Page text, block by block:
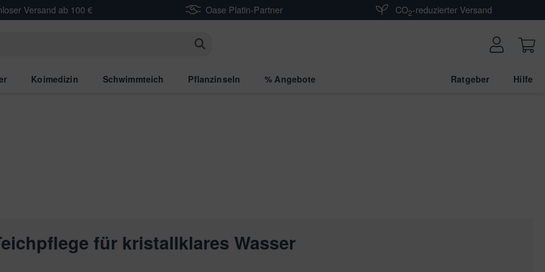
Versand ab 100 € Oase Platin-Partner CO2-reduzierter Versand
Koimedizin Schwimmteich Pflanzinseln % Angebote Ratgeber Hilfe
für kristallklares Wasser